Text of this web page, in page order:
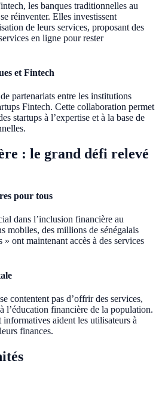
les banques traditionnelles au
réinventer. Elles investissent
de leurs services, proposant des
en ligne pour rester
et Fintech
partenariats entre les institutions
Fintech. Cette collaboration permet
startups à l’expertise et à la base de
: le grand défi relevé
pour tous
dans l’inclusion financière au
mobiles, des millions de sénégalais
» ont maintenant accès à des services
contentent pas d’offrir des services,
l’éducation financière de la population.
aident les utilisateurs à
finances.